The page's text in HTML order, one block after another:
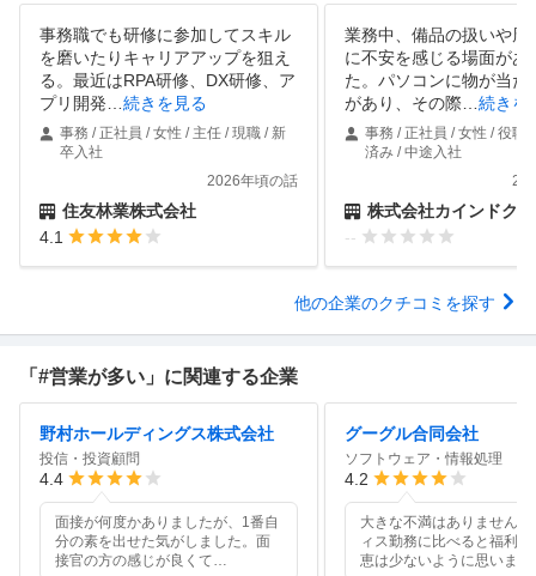
事務職でも研修に参加してスキル
を磨いたりキャリアアップを狙え
る。最近はRPA研修、DX研修、ア
プリ開発
続きを見る
事務 / 正社員 / 女性 / 主任 / 現職 / 新
卒入社
2026年頃の話
住友林業株式会社
4.1
業務中、備品の扱いや周
に不安を感じる場面があ
た。パソコンに物が当た
があり、その際
続きを
事務 / 正社員 / 女性 / 役職
済み / 中途入社
株式会社カインドク
--
他の企業のクチコミを探す
「#営業が多い」に関連する企業
野村ホールディングス株式会社
投信・投資顧問
4.4
面接が何度かありましたが、1番自
分の素を出せた気がしました。面
接官の方の感じが良くて
グーグル合同会社
ソフトウェア・情報処理
4.2
大きな不満はありませんが
ィス勤務に比べると福利
恵は少ないように思います